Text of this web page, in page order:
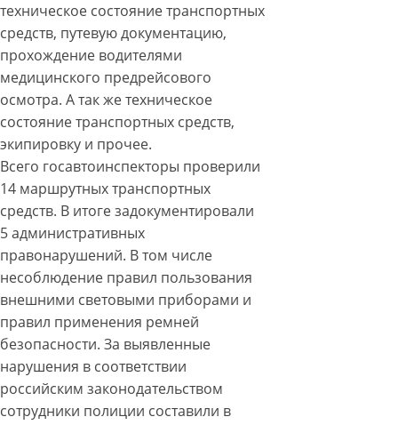
техническое состояние транспортных
средств, путевую документацию,
прохождение водителями
медицинского предрейсового
осмотра. А так же техническое
состояние транспортных средств,
экипировку и прочее.
Всего госавтоинспекторы проверили
14 маршрутных транспортных
средств. В итоге задокументировали
5 административных
правонарушений. В том числе
несоблюдение правил пользования
внешними световыми приборами и
правил применения ремней
безопасности. За выявленные
нарушения в соответствии
российским законодательством
сотрудники полиции составили в